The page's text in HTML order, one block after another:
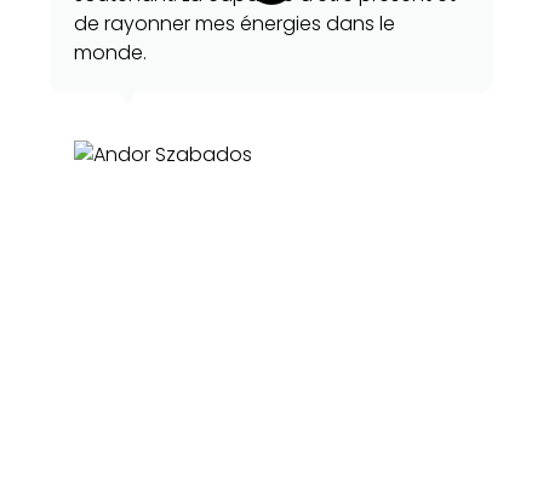
de rayonner mes énergies dans le
monde.